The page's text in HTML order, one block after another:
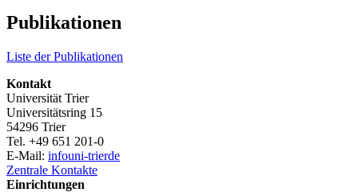
Publikationen
Liste der Publikationen
Kontakt
Universität Trier
Universitätsring 15
54296 Trier
Tel. +49 651 201-0
E-Mail: infouni-trierde
Zentrale Kontakte
Einrichtungen